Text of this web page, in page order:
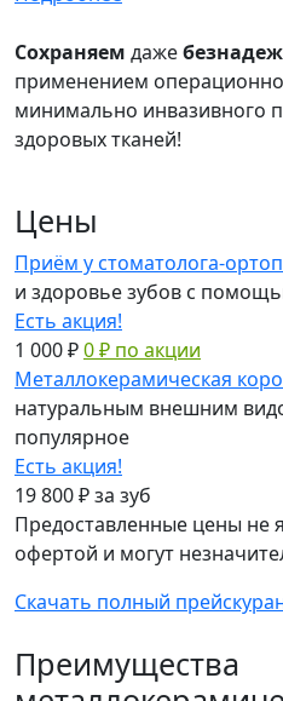
Сохраняем даже
применением
минимально инвазивного
здоровых тканей!
Цены
Приём у стоматолога-
и здоровье зубов с
Есть акция!
1 000 ₽0 ₽ по акции
Металлокерамическая
натуральным внешним
популярное
Есть акция!
19 800 ₽за зуб
Предоставленные цены не
офертой и могут
Скачать полный
Преимущества